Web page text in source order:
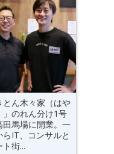
とん木々家（はや
」のれん分け1号
田馬場に開業。一
らIT、コンサルと
街...